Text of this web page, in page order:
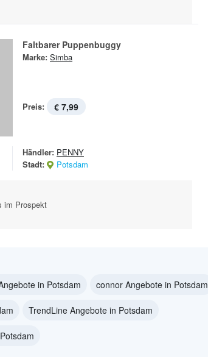
Faltbarer Puppenbuggy
Marke: Simba
Preis: € 7,99
Händler: PENNY
Stadt:
Potsdam
im Prospekt
in Potsdam connor Angebote in Potsdam
TrendLine Angebote in Potsdam